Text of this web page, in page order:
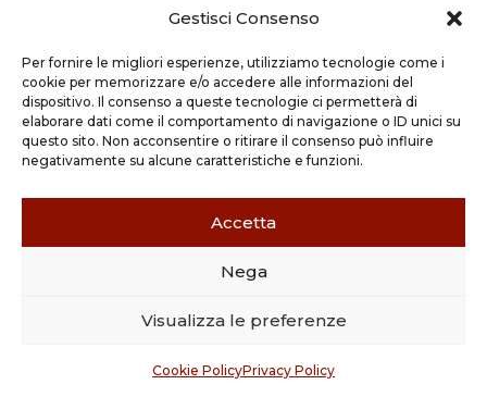
Gestisci Consenso
Per fornire le migliori esperienze, utilizziamo tecnologie come i
cookie per memorizzare e/o accedere alle informazioni del
dispositivo. Il consenso a queste tecnologie ci permetterà di
elaborare dati come il comportamento di navigazione o ID unici su
questo sito. Non acconsentire o ritirare il consenso può influire
negativamente su alcune caratteristiche e funzioni.
Accetta
Nega
Visualizza le preferenze
Cookie PolicyPrivacy Policy

Viale Europa 8
Grassobbio BG (24050)
Copyright © 2026 STUDIO TISI SRL –
03263800165 |Credits| Cookie Policy